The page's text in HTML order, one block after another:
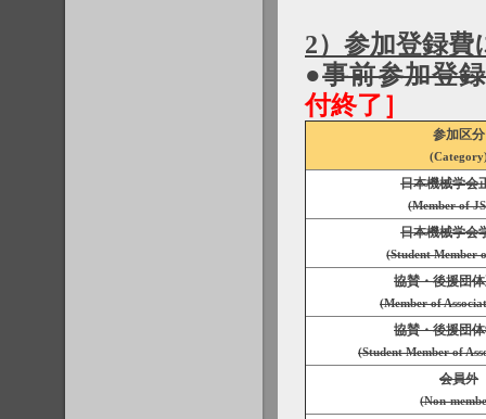
2）参加登録費
●事前参加登
付終了］
参加区分
日本機械学会
(Member of
日本機械学会
(Student Member
協賛・後援団
(Member of
協賛・後援団
(Student Member of
会員外
(Non-